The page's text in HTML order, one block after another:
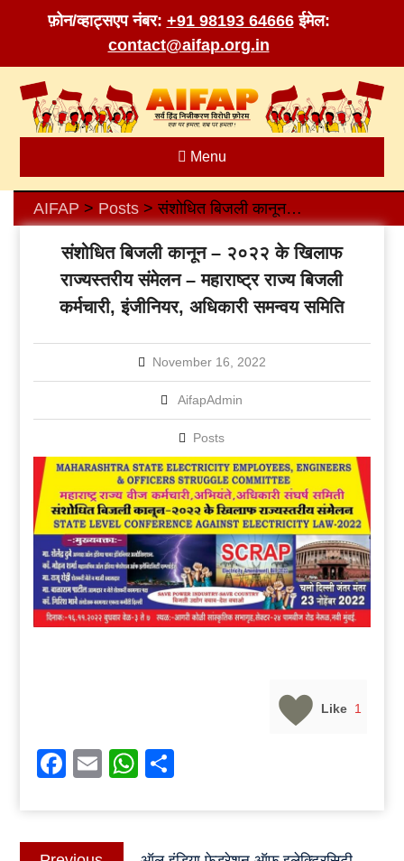
फ़ोन/व्हाट्सएप नंबर: +91 98193 64666 ईमेल:
contact@aifap.org.in
content
Menu
AIFAP > Posts> संशोधित बिजली कानून – २०२२ के खिलाफ राज्यस्तरीय संमेलन – महाराष्ट्र राज्य बिजली कर्मचारी, इंजीनियर, अधिकारी समन्वय समिति
संशोधित बिजली कानून – २०२२ के खिलाफ
राज्यस्तरीय संमेलन – महाराष्ट्र राज्य बिजली
कर्मचारी, इंजीनियर, अधिकारी समन्वय समिति
November 16, 2022
AifapAdmin
Posts
Like 1
Facebook
EmailWhatsApp
Post
Previous